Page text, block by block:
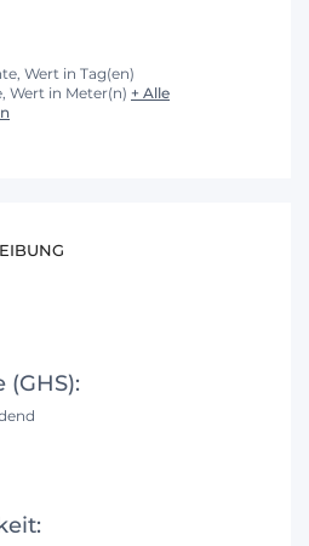
Wert in Tag(en)
Wert in Meter(n) + Alle